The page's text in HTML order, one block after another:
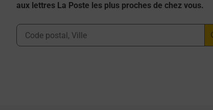
aux lettres La Poste les plus proches de chez vous.
Ville, Département, Code Postal